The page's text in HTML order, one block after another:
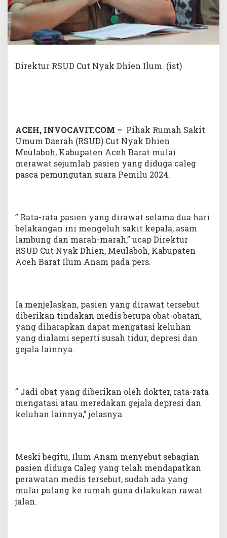
d
g
a
C
e
i
M
a
s
u
R
Direktur RSUD Cut Nyak Dhien Ilum. (ist)
ACEH, INVOCAVIT.COM – Pihak Rumah Sakit
Umum Daerah (RSUD) Cut Nyak Dhien
Meulaboh, Kabupaten Aceh Barat mulai
merawat sejumlah pasien yang diduga caleg
pasca pemungutan suara Pemilu 2024.
” Rata-rata pasien yang dirawat selama dua hari
belakangan ini mengeluh sakit kepala, asam
lambung dan marah-marah,” ucap Direktur
RSUD Cut Nyak Dhien, Meulaboh, Kabupaten
Aceh Barat Ilum Anam pada pers.
Ia menjelaskan, pasien yang dirawat tersebut
diberikan tindakan medis berupa obat-obatan,
yang diharapkan dapat mengatasi keluhan
yang dialami seperti susah tidur, depresi dan
gejala lainnya.
” Jadi obat yang diberikan oleh dokter, rata-rata
mengatasi atau meredakan gejala depresi dan
keluhan lainnya,” jelasnya.
Meski begitu, Ilum Anam menyebut sebagian
pasien diduga Caleg yang telah mendapatkan
perawatan medis tersebut, sudah ada yang
mulai pulang ke rumah guna dilakukan rawat
jalan.